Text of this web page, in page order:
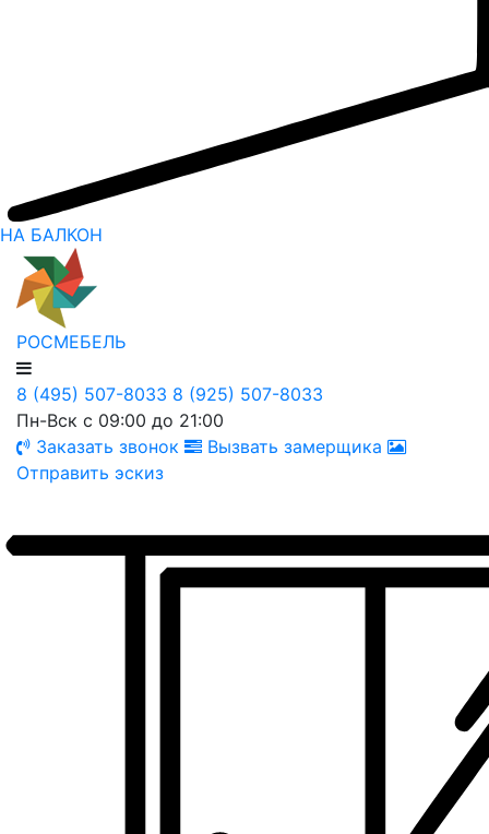
НА БАЛКОН
РОСМЕБЕЛЬ
8 (495) 507-8033 8 (925) 507-8033
Пн-Вск с 09:00 до 21:00
Заказать звонок
Вызвать замерщика
Отправить эскиз